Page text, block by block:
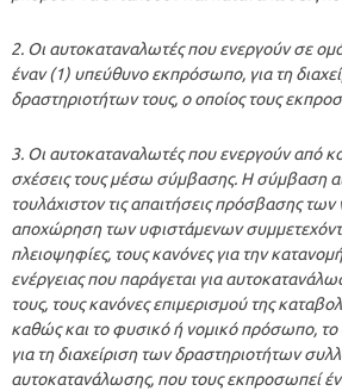
2. Οι αυτοκαταναλωτές που ενεργούν σε
έναν (1) υπεύθυνο εκπρόσωπο, για τη
δραστηριοτήτων τους, ο οποίος τους
3. Οι αυτοκαταναλωτές που ενεργούν από
σχέσεις τους μέσω σύμβασης. Η σύμβαση
τουλάχιστον τις απαιτήσεις πρόσβασης
αποχώρηση των υφιστάμενων
πλειοψηφίες, τους κανόνες για την
ενέργειας που παράγεται για
τους, τους κανόνες επιμερισμού της
καθώς και το φυσικό ή νομικό πρόσωπο, το
για τη διαχείριση των δραστηριοτήτων
αυτοκατανάλωσης, που τους εκπροσωπεί